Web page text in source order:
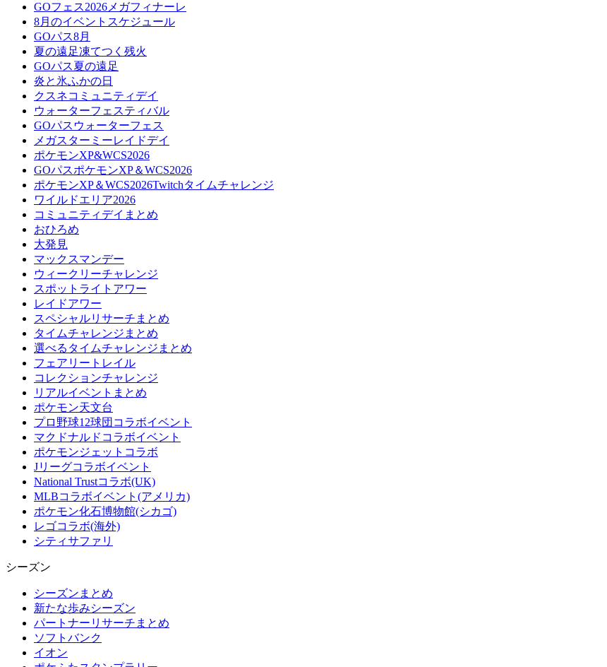
GOフェス2026メガフィナーレ
8月のイベントスケジュール
GOパス8月
夏の遠足凍てつく残火
GOパス夏の遠足
炎と氷ふかの日
クスネコミュニティデイ
ウォーターフェスティバル
GOパスウォーターフェス
メガスターミーレイドデイ
ポケモンXP&WCS2026
GOパスポケモンXP＆WCS2026
ポケモンXP＆WCS2026Twitchタイムチャレンジ
ワイルドエリア2026
コミュニティデイまとめ
おひろめ
大発見
マックスマンデー
ウィークリーチャレンジ
スポットライトアワー
レイドアワー
スペシャルリサーチまとめ
タイムチャレンジまとめ
選べるタイムチャレンジまとめ
フェアリートレイル
コレクションチャレンジ
リアルイベントまとめ
ポケモン天文台
プロ野球12球団コラボイベント
マクドナルドコラボイベント
ポケモンジェットコラボ
Jリーグコラボイベント
National Trustコラボ(UK)
MLBコラボイベント(アメリカ)
ポケモン化石博物館(シカゴ)
レゴコラボ(海外)
シティサファリ
シーズン
シーズンまとめ
新たな歩みシーズン
パートナーリサーチまとめ
ソフトバンク
イオン